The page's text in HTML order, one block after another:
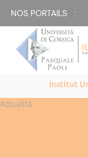
NOS PORTAILS :
Institut
Attualità